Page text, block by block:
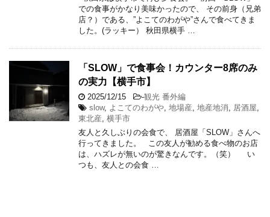
での食事がかなり美味かったので、 その前身（兄弟
店？）である、”よこてのわがや”さんで食べてきま
した。(ラッキー） 秋田県横手 …
「SLOW」で食事会！カウンター8席のみ
の実力【横手市】
2025/12/15 -観光 番外編
slow, よこてのわがや 地場産 地産地消 居酒屋
東北産 横手市
友人と久しぶりの会食で、 居酒屋「SLOW」さんへ
行ってきました。 この友人が勧める食べ物のお店
は、ハズレが無いのが驚きなんです。（笑） い
つも、友人との会食 …